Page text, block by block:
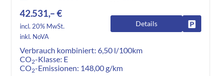
42.531,– €
incl. 20% MwSt.
inkl. NoVA
Details
Verbrauch kombiniert: 6,50 l/100km
CO2-Klasse: E
CO2-Emissionen: 148,00 g/km